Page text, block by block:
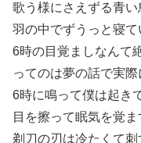
歌う様にさえずる青い
羽の中でずうっと寝て
6時の目覚ましなんて
ってのは夢の話で実際
6時に鳴って僕は起き
目を擦って眠気を覚ま
剃刀の刃は冷たくて